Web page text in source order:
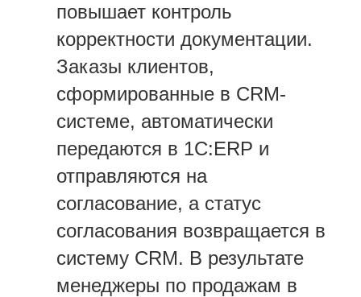
повышает контроль
корректности документации.
Заказы клиентов,
сформированные в CRM-
системе, автоматически
передаются в 1С:ERP и
отправляются на
согласование, а статус
согласования возвращается в
систему CRM. В результате
менеджеры по продажам в